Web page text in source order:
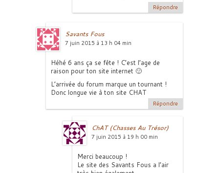
Répondre
Savants Fous
7 juin 2015 à 13 h 04 min
Héhé 6 ans ça se fête ! C’est l’age de
raison pour ton site internet 🙂
L’arrivée du forum marque un tournant !
Donc longue vie à ton site CHAT
Répondre
ChAT (Chasses Au Trésor)
7 juin 2015 à 19 h 00 min
Merci beaucoup !
Le site des Savants Fous a l’air